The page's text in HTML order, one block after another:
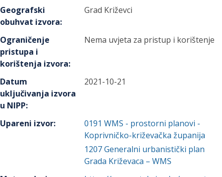
Geografski
obuhvat izvora:
Grad Križevci
Ograničenje
pristupa i
korištenja izvora:
Nema uvjeta za pristup i korištenje
Datum
uključivanja izvora
u NIPP:
2021-10-21
Upareni izvor: 0191 WMS - prostorni planovi -
Koprivničko-križevačka županija
1207Generalni urbanistički plan
Grada Križevaca – WMS